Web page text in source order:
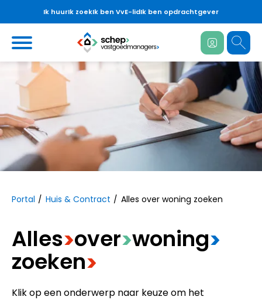
Naar hoofdinhoud
Naar hoofdnavigatiemenu
Naar zoeken
https://
Ga naar Hoofd
Ik huurIk zoekIk ben VvE-lidIk ben opdrachtgever
Portal Huis & Contract Alles over woning zoeken
Alles>​over>​woning>
zoeken>
Klik op een onderwerp naar keuze om het